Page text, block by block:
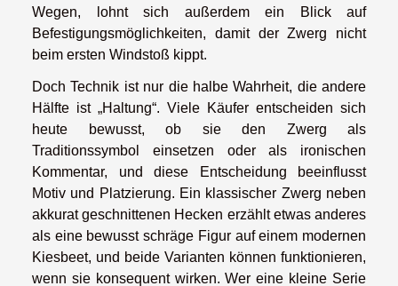
Wegen, lohnt sich außerdem ein Blick auf
Befestigungsmöglichkeiten, damit der Zwerg nicht
beim ersten Windstoß kippt.
Doch Technik ist nur die halbe Wahrheit, die andere
Hälfte ist „Haltung“. Viele Käufer entscheiden sich
heute bewusst, ob sie den Zwerg als
Traditionssymbol einsetzen oder als ironischen
Kommentar, und diese Entscheidung beeinflusst
Motiv und Platzierung. Ein klassischer Zwerg neben
akkurat geschnittenen Hecken erzählt etwas anderes
als eine bewusst schräge Figur auf einem modernen
Kiesbeet, und beide Varianten können funktionieren,
wenn sie konsequent wirken. Wer eine kleine Serie